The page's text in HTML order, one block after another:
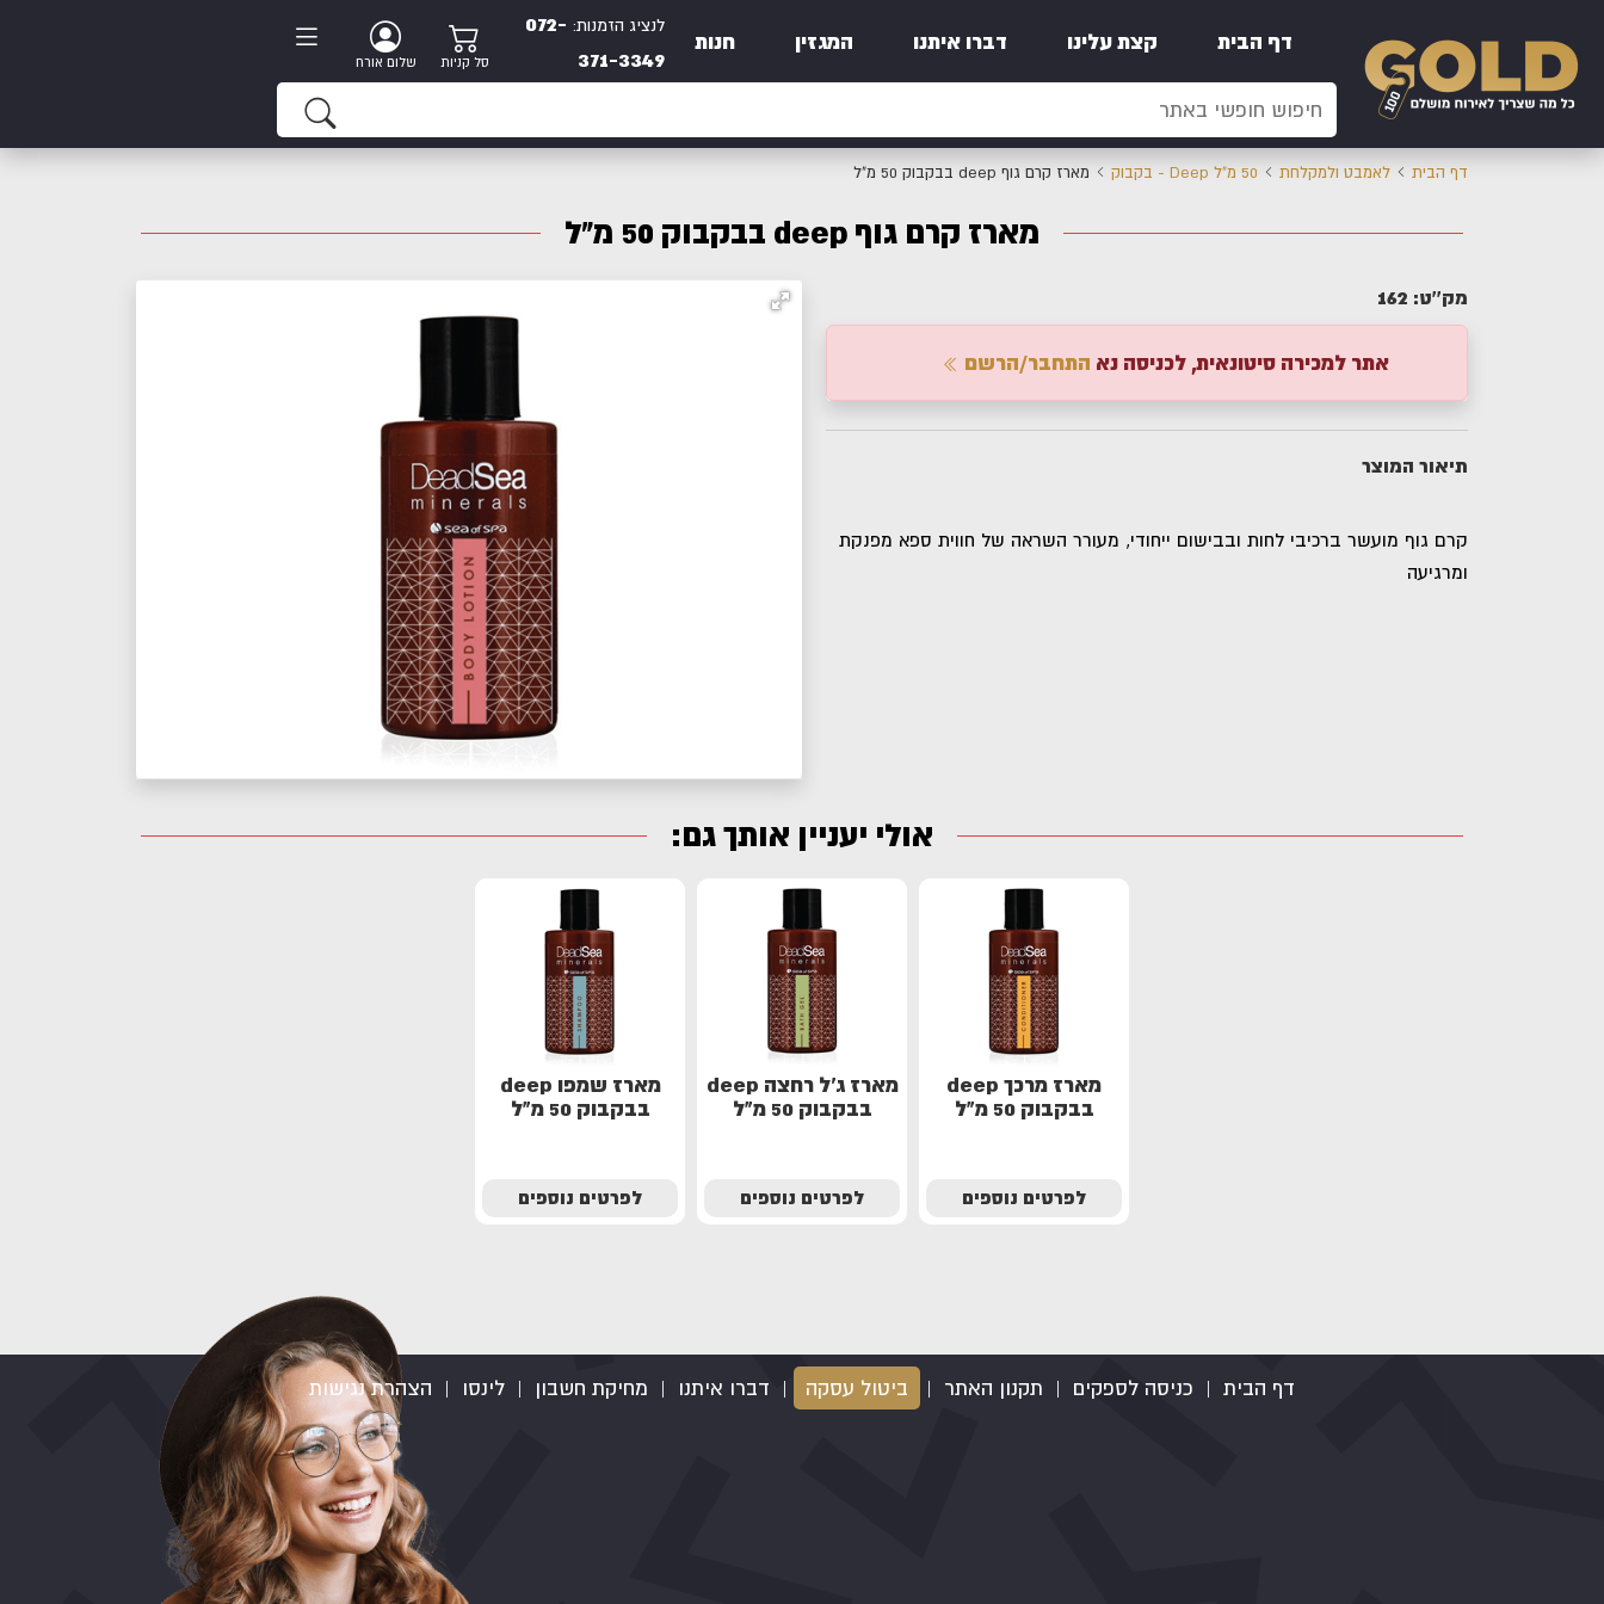
דף הבית קצת עלינו דברו איתנו המגזין חנות
לנציג הזמנות: 072-
371-3349
סל קניות שלום אורח
דף הבית לאמבט ולמקלחת 50 מ"ל Deep - בקבוק מארז קרם גוף deep בבקבוק 50 מ"ל
מארז קרם גוף deep בבקבוק 50 מ"ל
מק''ט: 162
אתר למכירה סיטונאית, לכניסה נא התחבר/הרשם
תיאור המוצר
קרם גוף מועשר ברכיבי לחות ובבישום ייחודי, מעורר השראה של חווית ספא מפנקת
ומרגיעה
אולי יעניין אותך גם:
מארז מרכך deep
בבקבוק 50 מ"ל
לפרטים נוספים
מארז ג'ל רחצה deep
בבקבוק 50 מ"ל
לפרטים נוספים
מארז שמפו deep
בבקבוק 50 מ"ל
לפרטים נוספים
דף הבית | כניסה לספקים | תקנון האתר | ביטול עסקה | דברו איתנו | מחיקת חשבון | לינסו | הצהרת נגישות